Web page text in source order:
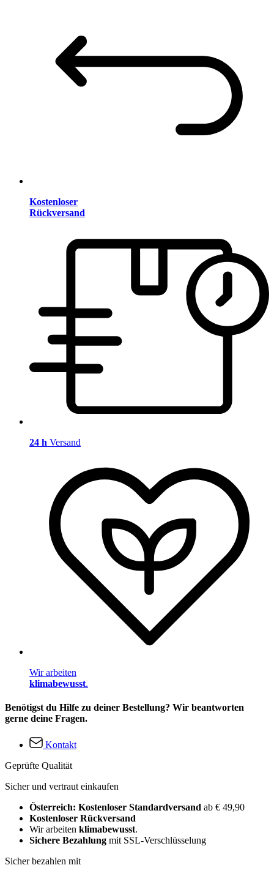
Kostenloser
Rückversand
24 h Versand
Wir arbeiten
klimabewusst.
Benötigst du Hilfe zu deiner Bestellung? Wir beantworten
gerne deine Fragen.
Kontakt
Geprüfte Qualität
Sicher und vertraut einkaufen
Österreich: Kostenloser Standardversand ab € 49,90
Kostenloser Rückversand
Wir arbeiten klimabewusst.
Sichere Bezahlung mit SSL-Verschlüsselung
Sicher bezahlen mit